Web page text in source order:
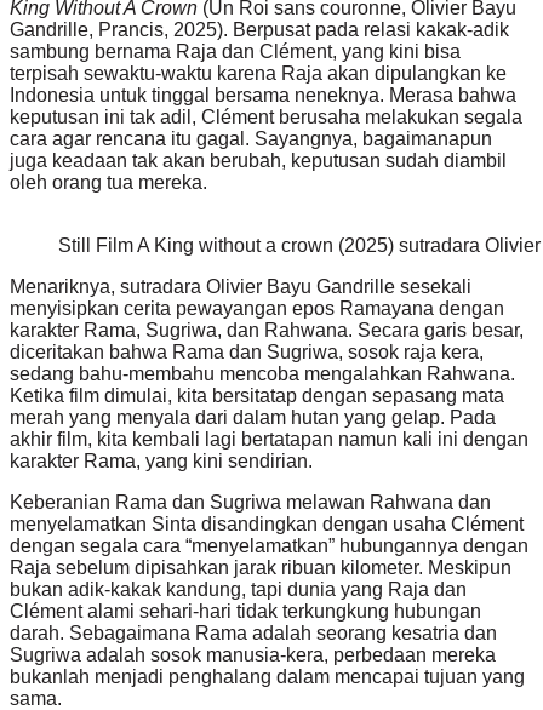
King Without A Crown (Un Roi sans couronne, Olivier Bayu
Gandrille, Prancis, 2025). Berpusat pada relasi kakak-adik
sambung bernama Raja dan Clément, yang kini bisa
terpisah sewaktu-waktu karena Raja akan dipulangkan ke
Indonesia untuk tinggal bersama neneknya. Merasa bahwa
keputusan ini tak adil, Clément berusaha melakukan segala
cara agar rencana itu gagal. Sayangnya, bagaimanapun
juga keadaan tak akan berubah, keputusan sudah diambil
oleh orang tua mereka.
Still Film A King without a crown (2025) sutradara
Menariknya, sutradara Olivier Bayu Gandrille sesekali
menyisipkan cerita pewayangan epos Ramayana dengan
karakter Rama, Sugriwa, dan Rahwana. Secara garis besar,
diceritakan bahwa Rama dan Sugriwa, sosok raja kera,
sedang bahu-membahu mencoba mengalahkan Rahwana.
Ketika film dimulai, kita bersitatap dengan sepasang mata
merah yang menyala dari dalam hutan yang gelap. Pada
akhir film, kita kembali lagi bertatapan namun kali ini dengan
karakter Rama, yang kini sendirian.
Keberanian Rama dan Sugriwa melawan Rahwana dan
menyelamatkan Sinta disandingkan dengan usaha Clément
dengan segala cara “menyelamatkan” hubungannya dengan
Raja sebelum dipisahkan jarak ribuan kilometer. Meskipun
bukan adik-kakak kandung, tapi dunia yang Raja dan
Clément alami sehari-hari tidak terkungkung hubungan
darah. Sebagaimana Rama adalah seorang kesatria dan
Sugriwa adalah sosok manusia-kera, perbedaan mereka
bukanlah menjadi penghalang dalam mencapai tujuan yang
sama.